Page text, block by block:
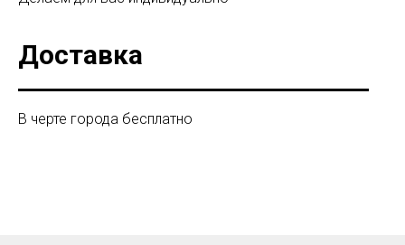
Доставка
В черте города бесплатно